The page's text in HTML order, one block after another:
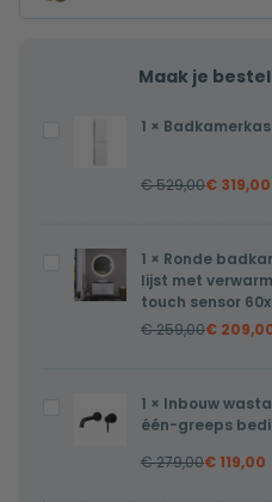
Maak je
Badkamerkast
Summer
hoogglans
1 ×
€529,00€ 319,00
Ronde
badkamerspiegel
met
1 × Ronde
lijst met
touch sensor
€259,00€
Inbouw
wastafelmengkraan
1 × Inbouw
één-greeps
€279,00€ 119,00